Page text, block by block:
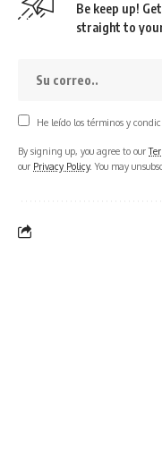
Be keep up!
straight to
He leído los términos y
By signing up, you agree to our
our Privacy Policy. You may